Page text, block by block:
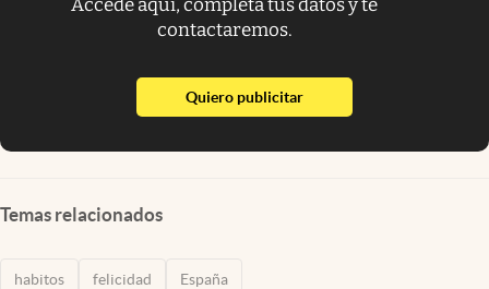
Accede aquí, completa tus datos y te
contactaremos.
Quiero publicitarabre en nueva pestaña
Temas relacionados
habitos felicidad España